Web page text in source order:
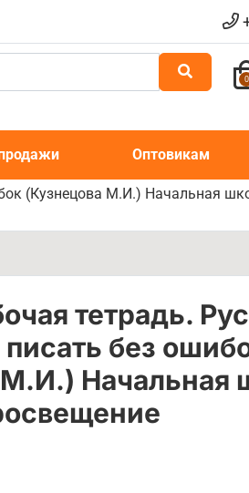
0
Оптовикам
(Кузнецова М.И.) Начальная
тетрадь.
без
Начальная